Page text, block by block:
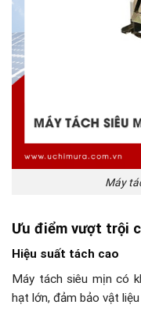
Máy
Ưu điểm vượt trội
Hiệu suất tách cao
Máy tách siêu mịn có
hạt lớn, đảm bảo vật